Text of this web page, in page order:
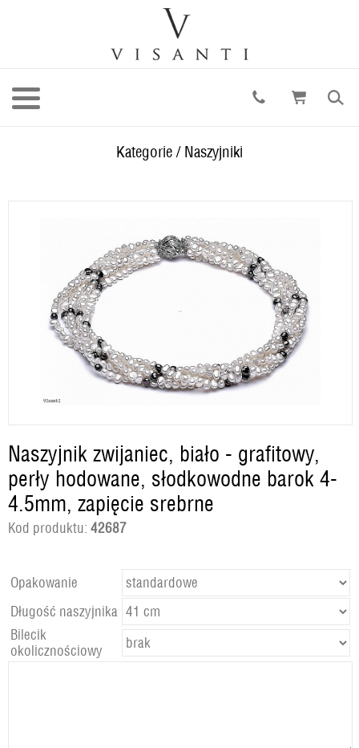
Kategorie / Naszyjniki
Naszyjnik zwijaniec, biało - grafitowy,
perły hodowane, słodkowodne barok 4-
4.5mm, zapięcie srebrne
Kod produktu: 42687
Opakowanie
Długość naszyjnika
Bilecik
okolicznościowy